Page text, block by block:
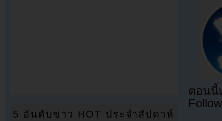
ตอนนี้
5 อันดับข่าว HOT ประจำสัปดาห์